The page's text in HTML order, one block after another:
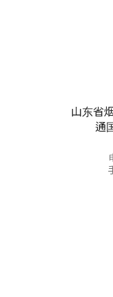
山东省
通